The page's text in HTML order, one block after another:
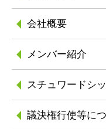
会社概要
メンバー紹介
スチュワードシ
議決権行使等に